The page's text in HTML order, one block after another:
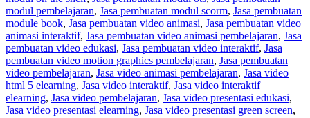
modul pembelajaran, Jasa pembuatan modul scorm, Jasa pembuatan
module book, Jasa pembuatan video animasi, Jasa pembuatan video
animasi interaktif, Jasa pembuatan video animasi pembelajaran, Jasa
pembuatan video edukasi, Jasa pembuatan video interaktif, Jasa
pembuatan video motion graphics pembelajaran, Jasa pembuatan
video pembelajaran, Jasa video animasi pembelajaran, Jasa video
html 5 elearning, Jasa video interaktif, Jasa video interaktif
elearning, Jasa video pembelajaran, Jasa video presentasi edukasi,
Jasa video presentasi elearning, Jasa video presentasi green screen,